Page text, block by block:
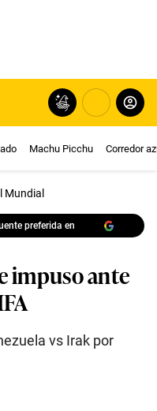
Machu Picchu Corredor
Mundial
preferida en
impuso ante
vs Irak por